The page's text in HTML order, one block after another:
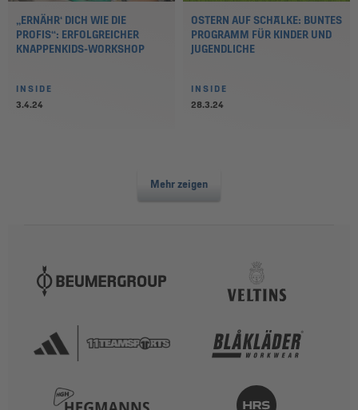
„ERNÄHR‘ DICH WIE DIE
PROFIS“: ERFOLGREICHER
KNAPPENKIDS-WORKSHOP
INSIDE
3.4.24
OSTERN AUF SCHALKE: BUNTES
PROGRAMM FÜR KINDER UND
JUGENDLICHE
INSIDE
28.3.24
Mehr zeigen